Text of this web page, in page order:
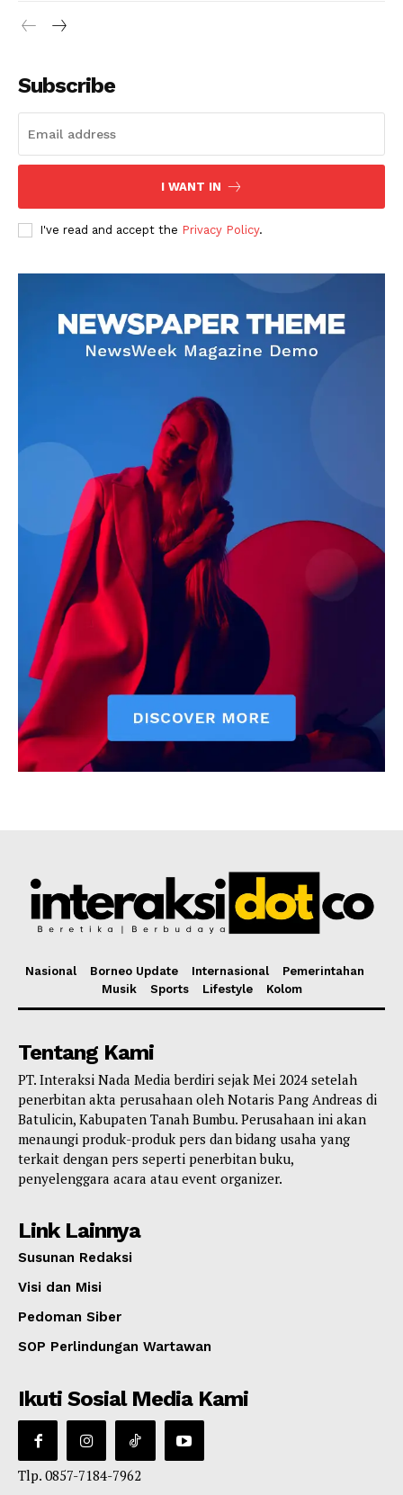
Subscribe
I WANT IN
I've read and accept the Privacy Policy.
Nasional Borneo Update Internasional
Pemerintahan
Musik
Sports Lifestyle Kolom
Tentang Kami
PT. Interaksi Nada Media berdiri sejak Mei 2024 setelah
penerbitan akta perusahaan oleh Notaris Pang Andreas di
Batulicin, Kabupaten Tanah Bumbu. Perusahaan ini akan
menaungi produk-produk pers dan bidang usaha yang
terkait dengan pers seperti penerbitan buku,
penyelenggara acara atau event organizer.
Link Lainnya
Susunan Redaksi
Visi dan Misi
Pedoman Siber
SOP Perlindungan Wartawan
Ikuti Sosial Media Kami
Tlp. 0857-7184-7962